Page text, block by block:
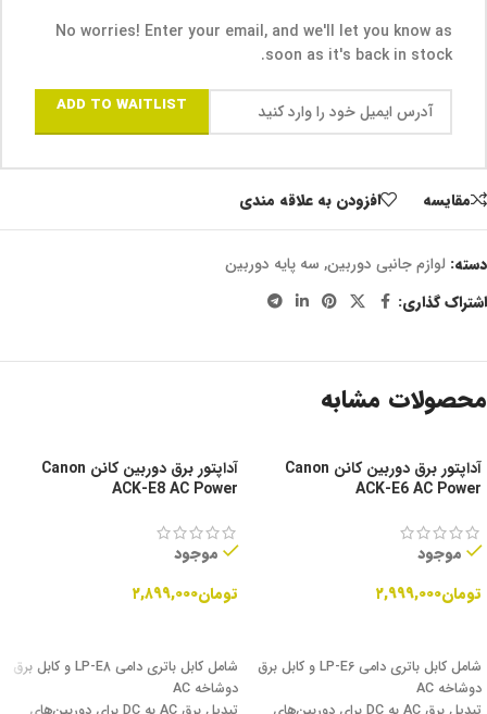
No worries! Enter your email, and we'll let you know as
soon as it's back in stock.
ADD TO WAITLIST
مقايسه افزودن به علاقه مندی
دسته: لوازم جانبی دوربین, سه پایه دوربین
اشتراک گذاری:
محصولات مشابه
آداپتور برق دوربین کانن Canon
ACK-E6 AC Power
موجود
تومان۲,۹۹۹,۰۰۰
شامل کابل باتری دامی LP-E6 و کابل برق
دوشاخه AC
آداپتور برق دوربین کانن Canon
ACK-E8 AC Power
موجود
تومان۲,۸۹۹,۰۰۰
شامل کابل باتری دامی LP-E8 و کابل برق
دوشاخه AC